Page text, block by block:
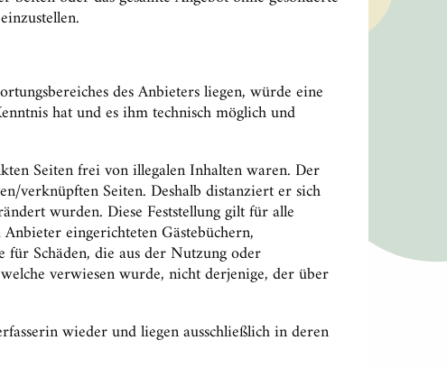
des Anbieters liegen, würde eine
hat und es ihm technisch möglich und
Seiten frei von illegalen Inhalten waren. Der
verknüpften Seiten. Deshalb distanziert er sich
wurden. Diese Feststellung gilt für alle
eingerichteten Gästebüchern,
Schäden, die aus der Nutzung oder
verwiesen wurde, nicht derjenige, der über
wieder und liegen ausschließlich in deren